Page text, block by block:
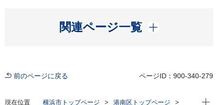
関連ページ一覧
開く
前のページに戻る ページID：900-340-279
現在位置 横浜市トップページ
港南区トップページ
現在